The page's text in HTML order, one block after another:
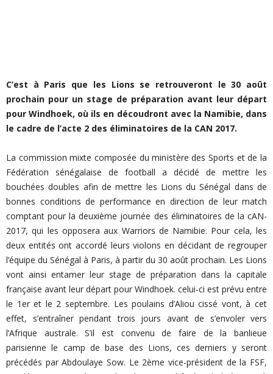
C’est à Paris que les Lions se retrouveront le 30 août
prochain pour un stage de préparation avant leur départ
pour Windhoek, où ils en découdront avec la Namibie, dans
le cadre de l’acte 2 des éliminatoires de la CAN 2017.
La commission mixte composée du ministère des Sports et de la
Fédération sénégalaise de football a décidé de mettre les
bouchées doubles afin de mettre les Lions du Sénégal dans de
bonnes conditions de performance en direction de leur match
comptant pour la deuxième journée des éliminatoires de la cAN-
2017, qui les opposera aux Warriors de Namibie. Pour cela, les
deux entités ont accordé leurs violons en décidant de regrouper
l’équipe du Sénégal à Paris, à partir du 30 août prochain. Les Lions
vont ainsi entamer leur stage de préparation dans la capitale
française avant leur départ pour Windhoek. celui-ci est prévu entre
le 1er et le 2 septembre. Les poulains d’Aliou cissé vont, à cet
effet, s’entraîner pendant trois jours avant de s’envoler vers
l’Afrique australe. S’il est convenu de faire de la banlieue
parisienne le camp de base des Lions, ces derniers y seront
précédés par Abdoulaye Sow. Le 2ème vice-président de la FSF,